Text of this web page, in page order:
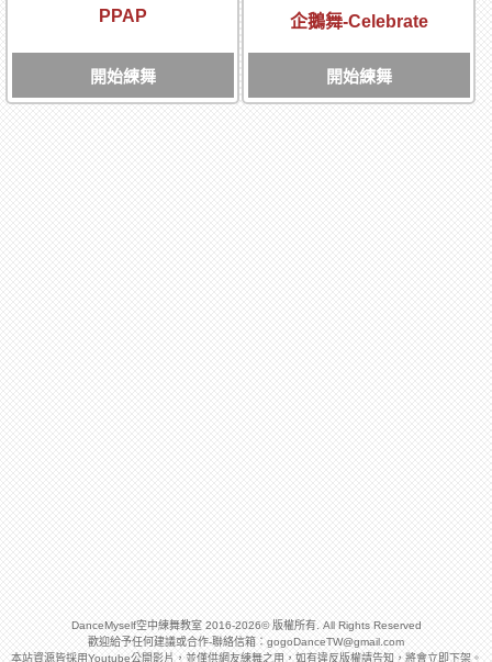
PPAP
開始練舞
企鵝舞-Celebrate
開始練舞
DanceMyself空中練舞教室 2016-2026© 版權所有. All Rights Reserved
歡迎給予任何建議或合作-聯絡信箱： gogoDanceTW@gmail.com
本站資源皆採用Youtube公開影片，並僅供網友練舞之用，如有違反版權請告知，將會立即下架。